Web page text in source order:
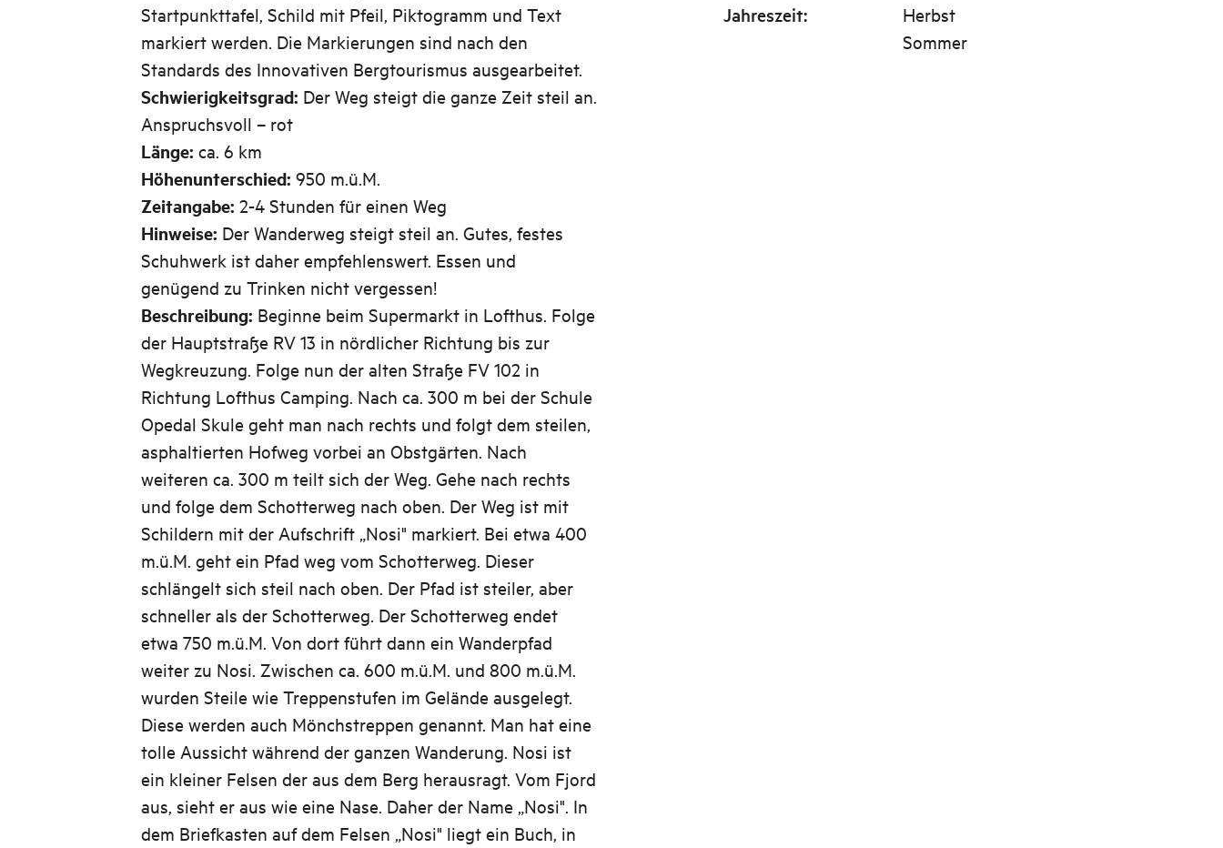
Startpunkttafel, Schild mit Pfeil, Piktogramm und Text
markiert werden. Die Markierungen sind nach den
Standards des Innovativen Bergtourismus ausgearbeitet.
Schwierigkeitsgrad: Der Weg steigt die ganze Zeit steil an.
Anspruchsvoll – rot
Länge: ca. 6 km
Höhenunterschied: 950 m.ü.M.
Zeitangabe: 2-4 Stunden für einen Weg
Hinweise: Der Wanderweg steigt steil an. Gutes, festes
Schuhwerk ist daher empfehlenswert. Essen und
genügend zu Trinken nicht vergessen!
Beschreibung: Beginne beim Supermarkt in Lofthus. Folge
der Hauptstraße RV 13 in nördlicher Richtung bis zur
Wegkreuzung. Folge nun der alten Straße FV 102 in
Richtung Lofthus Camping. Nach ca. 300 m bei der Schule
Opedal Skule geht man nach rechts und folgt dem steilen,
asphaltierten Hofweg vorbei an Obstgärten. Nach
weiteren ca. 300 m teilt sich der Weg. Gehe nach rechts
und folge dem Schotterweg nach oben. Der Weg ist mit
Schildern mit der Aufschrift „Nosi" markiert. Bei etwa 400
m.ü.M. geht ein Pfad weg vom Schotterweg. Dieser
schlängelt sich steil nach oben. Der Pfad ist steiler, aber
schneller als der Schotterweg. Der Schotterweg endet
etwa 750 m.ü.M. Von dort führt dann ein Wanderpfad
weiter zu Nosi. Zwischen ca. 600 m.ü.M. und 800 m.ü.M.
wurden Steile wie Treppenstufen im Gelände ausgelegt.
Diese werden auch Mönchstreppen genannt. Man hat eine
tolle Aussicht während der ganzen Wanderung. Nosi ist
ein kleiner Felsen der aus dem Berg herausragt. Vom Fjord
aus, sieht er aus wie eine Nase. Daher der Name „Nosi". In
dem Briefkasten auf dem Felsen „Nosi" liegt ein Buch, in
Jahreszeit:
Herbst
Sommer